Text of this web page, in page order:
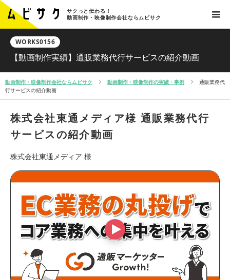
サクっと伝わる！
動画制作・映像制作会社ならムビサク
WORKS0156
【動画制作実績】通販業務代行サービスの紹介動画
動画制作・映像制作会社ならムビサク 動画制作・映像制作の実績・事例
通販業務代
行サービスの紹介動画
株式会社東通メディア様 通販業務代行
サービスの紹介動画
株式会社東通メディア 様